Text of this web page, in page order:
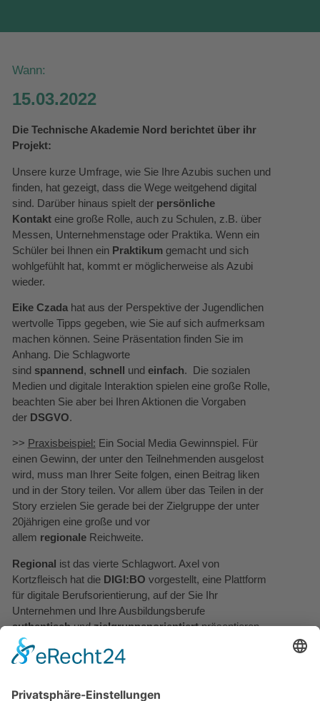
Wann:
15.03.2022
Die Technische Akademie Nord berichtet über ihr
Projekt:
Unsere kurze Umfrage, wie Sie Ihre Azubis suchen und
finden, hat gezeigt, dass die Wege weitgehend digital
sind. Darüber hinaus spielt der persönliche
Kontakteine große Rolle, auch zu Schulen, z.B. über
Messen, Unternehmenstage oder Praktika. Wenn ein
Schüler bei Ihnen ein Praktikumgemacht und sich
wohlgefühlt hat, kommt er möglicherweise als Azubi
wieder.
Eike Czadahat aus der Perspektive der Jugendlichen
wertvolle Tipps gegeben, wie Sie auf sich aufmerksam
machen können. Seine Präsentation finden Sie im
Anhang. Die Schlagworte
sind spannend, schnell und einfach. Die sozialen
Medien und digitale Interaktion spielen eine große Rolle,
beachten Sie aber bei Ihren Aktionen die Vorgaben
der DSGVO.
>> Praxisbeispiel: Ein Social Media Gewinnspiel. Für
einen Gewinn, der unter den Teilnehmenden ausgelost
wird, muss man Ihrer Seite folgen, einen Beitrag liken
und in der Story teilen. Vor allem über das Teilen in der
Story erzielen Sie gerade bei der Zielgruppe der unter
20jährigen eine große und vor
allem regionaleReichweite.
Regional ist das vierte Schlagwort. Axel von
Kortzfleisch hat die DIGI:BO vorgestellt, eine Plattform
für digitale Berufsorientierung, auf der Sie Ihr
Unternehmen und Ihre Ausbildungsberufe
authentischundzielgruppenorientiertpräsentieren
können. Vor allem erreichen Sie über diese Plattform die
Schüler und Schülerinnen in Ihrer Region.